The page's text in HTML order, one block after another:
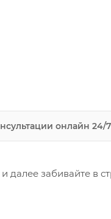
онлайн 24/7
забивайте в